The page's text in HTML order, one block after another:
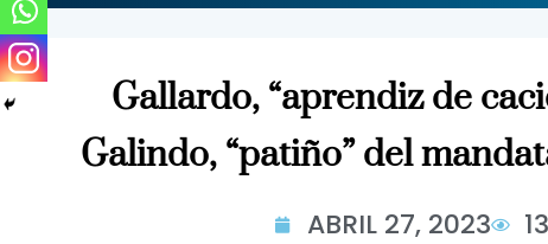
Gallardo, “aprendiz de
Galindo, “patiño” del
ABRIL 27, 2023